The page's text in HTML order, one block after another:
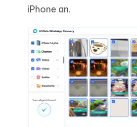
iPhone an.